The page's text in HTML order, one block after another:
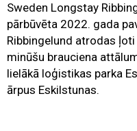
Sweden Longstay
pārbūvēta 2022. gada
Ribbingelund atrodas
minūšu brauciena
lielākā loģistikas parka
ārpus Eskilstunas.